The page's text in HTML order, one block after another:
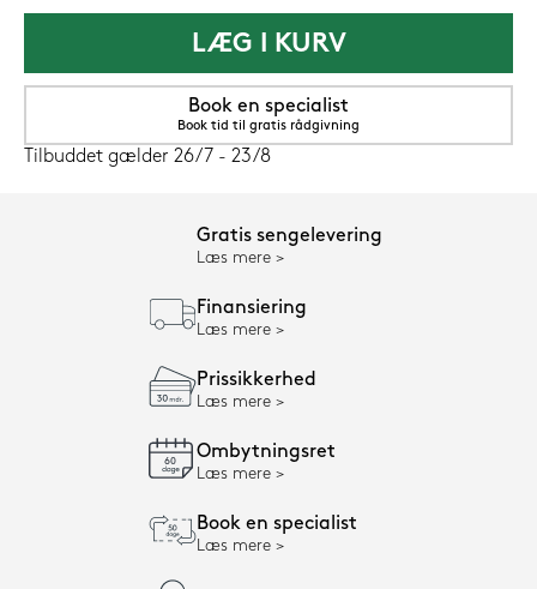
LÆG I KURV
Book en specialist
Book tid til gratis rådgivning
Tilbuddet gælder 26/7 - 23/8
Gratis sengelevering
Læs mere
Finansiering
Læs mere
Prissikkerhed
Læs mere
Ombytningsret
Læs mere
Book en specialist
Læs mere